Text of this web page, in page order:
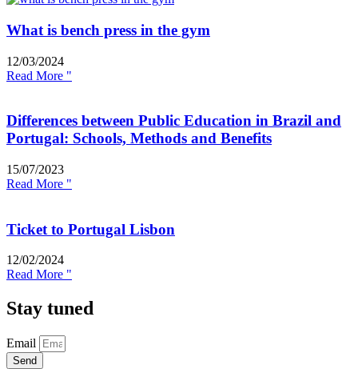
What is bench press in the gym
12/03/2024
Read More "
Differences between Public Education in Brazil and
Portugal: Schools, Methods and Benefits
15/07/2023
Read More "
Ticket to Portugal Lisbon
12/02/2024
Read More "
Stay tuned
Email
Send